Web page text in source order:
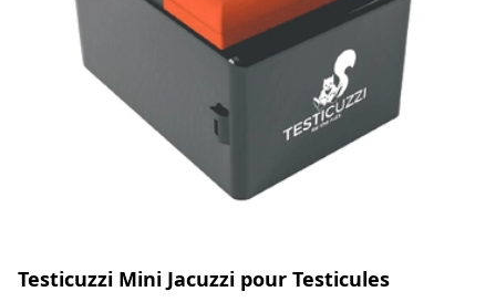
Testicuzzi Mini Jacuzzi pour Testicules